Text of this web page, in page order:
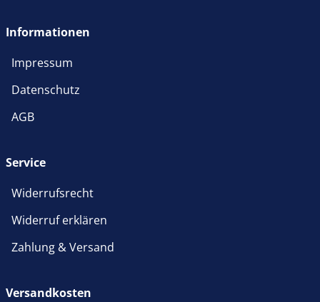
Informationen
Impressum
Datenschutz
AGB
Service
Widerrufsrecht
Widerruf erklären
Zahlung & Versand
Versandkosten